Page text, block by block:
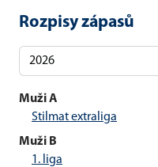
Rozpisy zápasů
Muži A
Stilmat extraliga
Muži B
1. liga